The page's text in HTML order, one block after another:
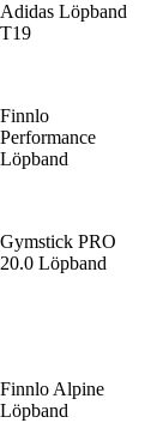
Adidas Löpband
T19
Finnlo
Performance
Löpband
Gymstick PRO
20.0 Löpband
Finnlo Alpine
Löpband